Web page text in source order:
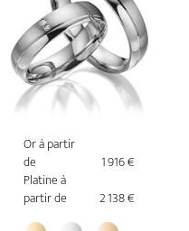
Or à partir
de
1 916 €
Platine à
partir de
2 138 €